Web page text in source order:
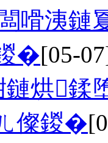
嗗洟鏈
�[05-
鏈烘鍒
儏鍐�